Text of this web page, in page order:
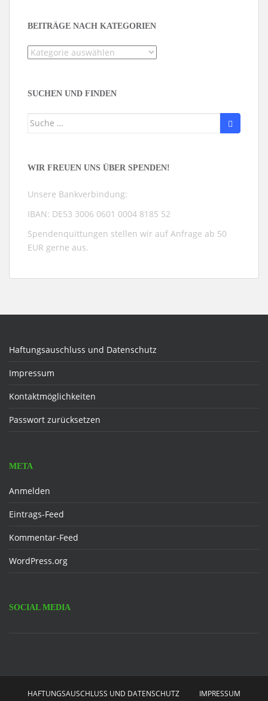
BEITRÄGE NACH KATEGORIEN
Beiträge
SUCHEN UND FINDEN
Suche
WIR FREUEN UNS ÜBER SPENDEN!
Unsere Bankverbindung:
IBAN: DE53 3006 0601 0004 8185 52
Spendenquittungen stellen wir auf Anfrage ab 50
EUR gerne aus.
Haftungsauschluss und Datenschutz
Impressum
Kontaktmöglichkeiten
Passwort zurücksetzen
META
Anmelden
Eintrags-Feed
Kommentar-Feed
WordPress.org
SOCIAL MEDIA
HAFTUNGSAUSCHLUSS UND DATENSCHUTZ IMPRESSUM